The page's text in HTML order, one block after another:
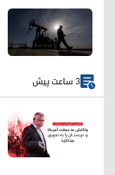
3 ساعت پیش